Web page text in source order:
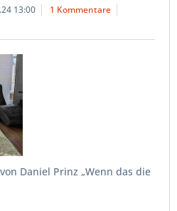
13:00 1 Kommentare
Daniel Prinz „Wenn das die